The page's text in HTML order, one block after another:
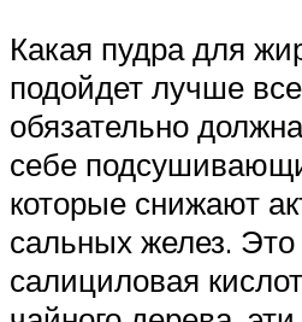
Какая пудра для
подойдет лучше
обязательно
себе
которые снижают
сальных желез.
салициловая